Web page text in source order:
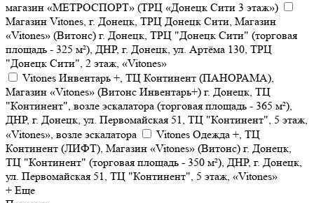
магазин «МЕТРОСПОРТ» (ТРЦ «Донецк Сити 3 этаж»)
Магазин Vitones, г. Донецк, ТРЦ Донецк Сити, Магазин
«Vitones» (Витонс) г. Донецк, ТРЦ "Донецк Сити" (торговая
площадь - 325 м²), ДНР, г. Донецк, ул. Артёма 130, ТРЦ
"Донецк Сити", 2 этаж, «Vitones»
Vitones Инвентарь +, ТЦ Континент (ПАНОРАМА),
Магазин «Vitones» (Витонс Инвентарь+) г. Донецк, ТЦ
"Континент", возле эскалатора (торговая площадь - 365 м²),
ДНР, г. Донецк, ул. Первомайская 51, ТЦ "Континент", 5 этаж,
«Vitones», возле эскалатора
Vitones Одежда +, ТЦ
Континент (ЛИФТ), Магазин «Vitones» (Витонс) г. Донецк,
ТЦ "Континент" (торговая площадь - 350 м²), ДНР, г. Донецк,
ул. Первомайская 51, ТЦ "Континент", 5 этаж, «Vitones»
+ Еще